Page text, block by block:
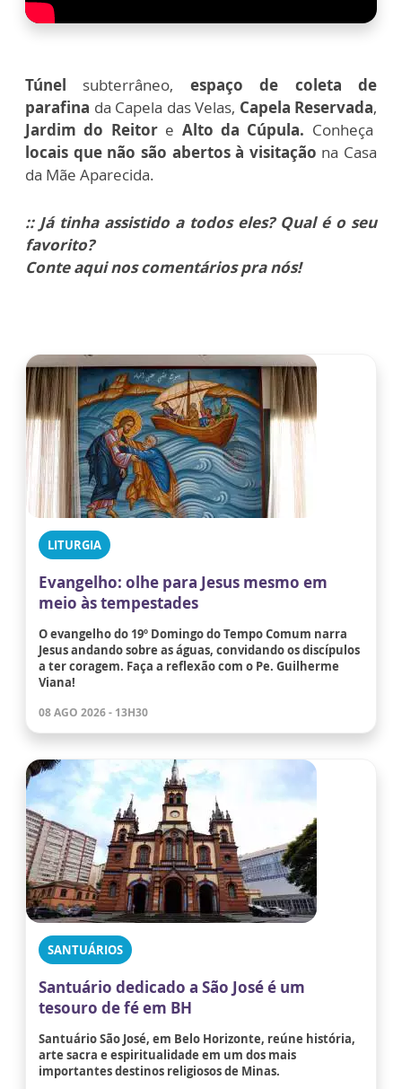
Túnel subterrâneo, espaço de coleta de
parafina da Capela das Velas, Capela Reservada,
Jardim do Reitore Alto da Cúpula. Conheça
locais que não são abertos à visitação na Casa
da Mãe Aparecida.
:: Já tinha assistido a todos eles? Qual é o seu
favorito?
Conte aqui nos comentários pra nós!
LITURGIA
Evangelho: olhe para Jesus mesmo em
meio às tempestades
O evangelho do 19º Domingo do Tempo Comum narra
Jesus andando sobre as águas, convidando os discípulos
a ter coragem. Faça a reflexão com o Pe. Guilherme
Viana!
08 AGO 2026 - 13H30
SANTUÁRIOS
Santuário dedicado a São José é um
tesouro de fé em BH
Santuário São José, em Belo Horizonte, reúne história,
arte sacra e espiritualidade em um dos mais
importantes destinos religiosos de Minas.